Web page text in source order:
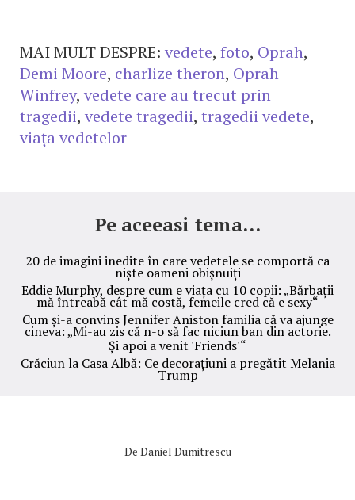
MAI MULT DESPRE: vedete, foto, Oprah,
Demi Moore, charlize theron, Oprah
Winfrey, vedete care au trecut prin
tragedii, vedete tragedii, tragedii vedete,
viața vedetelor
Pe aceeasi tema...
20 de imagini inedite în care vedetele se comportă ca
niște oameni obișnuiți
Eddie Murphy, despre cum e viața cu 10 copii: „Bărbații
mă întreabă cât mă costă, femeile cred că e sexy“
Cum și-a convins Jennifer Aniston familia că va ajunge
cineva: „Mi-au zis că n-o să fac niciun ban din actorie.
Și apoi a venit 'Friends'“
Crăciun la Casa Albă: Ce decorațiuni a pregătit Melania
Trump
De Daniel Dumitrescu